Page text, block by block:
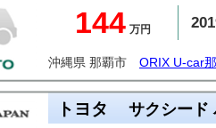
144 万円
沖縄県 那覇市 ORIX U-car
トヨタ サクシード